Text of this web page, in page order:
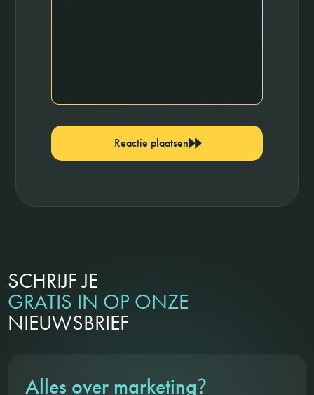
Reactie plaatsen
SCHRIJF JE
GRATIS IN OP ONZE
NIEUWSBRIEF
Alles over marketing?